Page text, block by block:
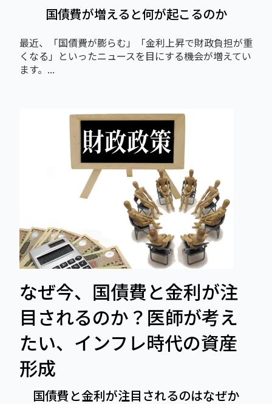
国債費が増えると何が起こるのか
最近、「国債費が膨らむ」「金利上昇で財政負担が重
くなる」といったニュースを目にする機会が増えてい
ます。...
なぜ今、国債費と金利が注
目されるのか？医師が考え
たい、インフレ時代の資産
形成
国債費と金利が注目されるのはなぜか